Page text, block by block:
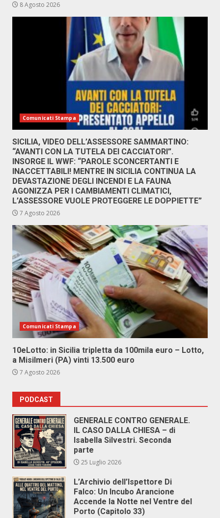
8 Agosto 2026
Comunicati Stampa
SICILIA, VIDEO DELL’ASSESSORE SAMMARTINO:
“AVANTI CON LA TUTELA DEI CACCIATORI”.
INSORGE IL WWF: “PAROLE SCONCERTANTI E
INACCETTABILI! MENTRE IN SICILIA CONTINUA LA
DEVASTAZIONE DEGLI INCENDI E LA FAUNA
AGONIZZA PER I CAMBIAMENTI CLIMATICI,
L’ASSESSORE VUOLE PROTEGGERE LE DOPPIETTE”
7 Agosto 2026
Comunicati Stampa
10eLotto: in Sicilia tripletta da 100mila euro – Lotto,
a Misilmeri (PA) vinti 13.500 euro
7 Agosto 2026
PODCAST
GENERALE CONTRO GENERALE.
IL CASO DALLA CHIESA – di
Isabella Silvestri. Seconda
parte
25 Luglio 2026
L’Archivio dell’Ispettore Di
Falco: Un Incubo Arancione
Accende la Notte nel Ventre del
Porto (Capitolo 33)